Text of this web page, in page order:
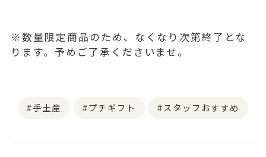
※数量限定商品のため、なくなり次第終了とな
ります。予めご了承くださいませ。
手土産 プチギフト スタッフおすすめ